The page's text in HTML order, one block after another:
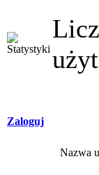
Zaloguj
Nazwa